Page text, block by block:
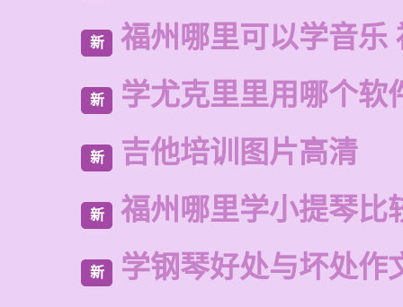
新 福州哪里可以学音乐
新 学尤克里里用哪个软
新 吉他培训图片高清
新 福州哪里学小提琴比
新 学钢琴好处与坏处作